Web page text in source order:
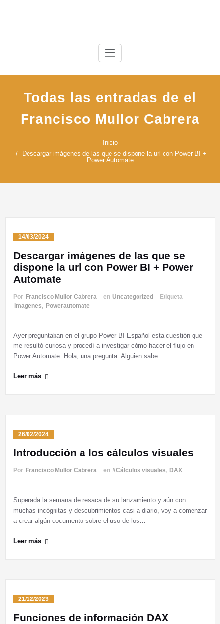
Todas las entradas de el
Francisco Mullor Cabrera
Inicio
Descargar imágenes de las que se dispone la url con Power BI +
Power Automate
14/03/2024
Descargar imágenes de las que se
dispone la url con Power BI + Power
Automate
Por Francisco Mullor Cabrera en Uncategorized
Etiqueta
imagenes, Powerautomate
Ayer preguntaban en el grupo Power BI Español esta cuestión que
me resultó curiosa y procedí a investigar cómo hacer el flujo en
Power Automate: Hola, una pregunta. Alguien sabe…
Leer más
26/02/2024
Introducción a los cálculos visuales
Por Francisco Mullor Cabrera en #Cálculos visuales, DAX
Superada la semana de resaca de su lanzamiento y aún con
muchas incógnitas y descubrimientos casi a diario, voy a comenzar
a crear algún documento sobre el uso de los…
Leer más
21/12/2023
Funciones de información DAX